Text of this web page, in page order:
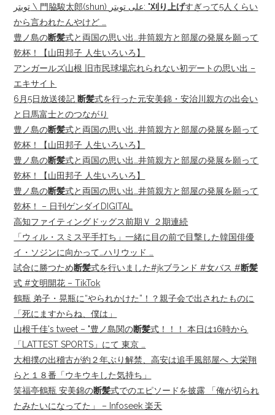
تويتر \ 門脇駿太郎(shun) على تويتر: "刈り上げすぎって5人くらい
から言われたんやけど …
豊ノ島の断髪式と両国の思い出…井筒親方と部屋の発展を願って
乾杯！【山田邦子 人生いろいろ】
アンガールズ山根 旧市民球場忘れられない初デートの思い出 –
エキサイト
6月5日放送後記 断髪式を行った元安美錦・安治川親方の出会い
と日馬富士とのつながり
豊ノ島の断髪式と両国の思い出…井筒親方と部屋の発展を願って
乾杯！【山田邦子 人生いろいろ】
豊ノ島の断髪式と両国の思い出…井筒親方と部屋の発展を願って
乾杯！【山田邦子 人生いろいろ】
豊ノ島の断髪式と両国の思い出…井筒親方と部屋の発展を願って
乾杯！ – 日刊ゲンダイDIGITAL
高知ファイティングドッグス前期Ｖ ２期連続
「ウィル・スミス平手打ち」一緒に目の前で目撃した韓国俳優
イ・ソジンに向かって…ハリウッド …
試合に勝つため断髪式を行いました#jkブランド #女バス #断髪
式 #文明開花 – TikTok
鶴瓶 弟子・晃瓶に“やられかけた”！？親子会で出されたものに
「死にますからね、僕は」
山根千佳's tweet – "豊ノ島関の断髪式！！！ 本日は16時から
「LATTEST SPORTS」にて 東京 …
大相撲の出稽古が約２年ぶり解禁、高安は追手風部屋へ 大栄翔
らと１８番「ウキウキした気持ち」
笑福亭鶴瓶 安美錦の断髪式でのエピソードを披露 「俺が切られ
たみたいになってた」 – Infoseek 楽天